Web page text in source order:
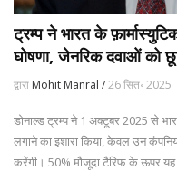
ट्रम्प ने भारत के
घोषणा, जेनरिक दवाओं को
द्वारा Mohit Manral /26 सित॰ 2025
डोनाल्ड ट्रम्प ने 1 अक्टूबर 2025 से
लगाने का इशारा किया, केवल उन
करेंगी। 50% मौजूदा टैरिफ के ऊपर यह